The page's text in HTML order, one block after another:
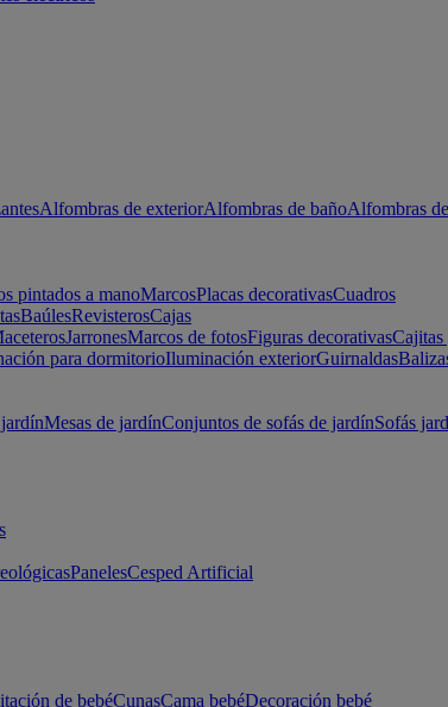
Alfombras de exteriorAlfombras de bañoAlfombras
pintados a manoMarcosPlacas decorativasCuadros
BaúlesRevisterosCajas
JarronesMarcos de fotosFiguras decorativas
para dormitorioIluminación exteriorGuirnaldas
Mesas de jardínConjuntos de sofás de jardínSofás
PanelesCesped Artificial
de bebéCunasCama bebéDecoración bebé